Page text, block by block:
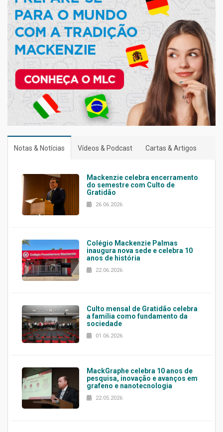
Notas & Notícias Vídeos & Podcast Cartas & Artigos
Mackenzie celebra encerramento
do semestre com Culto de
Gratidão
26.06.2026
Colégio Mackenzie Palmas
inaugura nova sede e celebra 10
anos de história
22.06.2026
Culto mensal de Gratidão celebra
a família como fundamento da
sociedade
01.06.2026
MackGraphe celebra 10 anos de
pesquisa, inovação e avanços em
grafeno e nanotecnologia
22.05.2026